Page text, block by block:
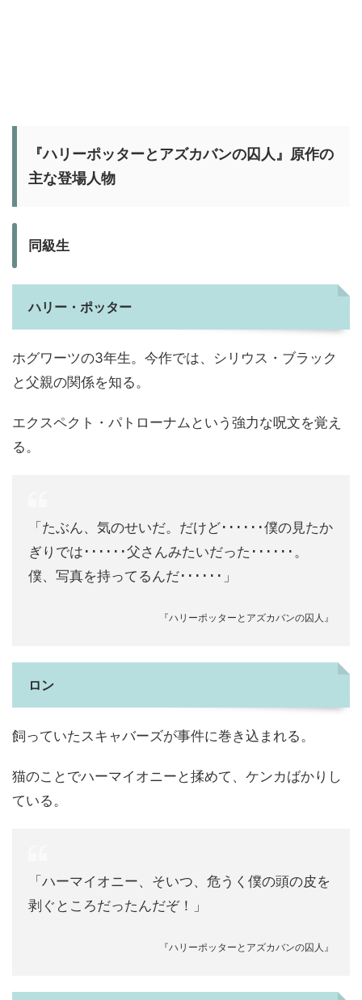
『ハリーポッターとアズカバンの囚人』原作の
主な登場人物
同級生
ハリー・ポッター
ホグワーツの3年生。今作では、シリウス・ブラック
と父親の関係を知る。
エクスペクト・パトローナムという強力な呪文を覚え
る。
「たぶん、気のせいだ。だけど･･････僕の見たか
ぎりでは･･････父さんみたいだった･･････。
僕、写真を持ってるんだ･･････」
『ハリーポッターとアズカバンの囚人』
ロン
飼っていたスキャバーズが事件に巻き込まれる。
猫のことでハーマイオニーと揉めて、ケンカばかりし
ている。
「ハーマイオニー、そいつ、危うく僕の頭の皮を
剥ぐところだったんだぞ！」
『ハリーポッターとアズカバンの囚人』